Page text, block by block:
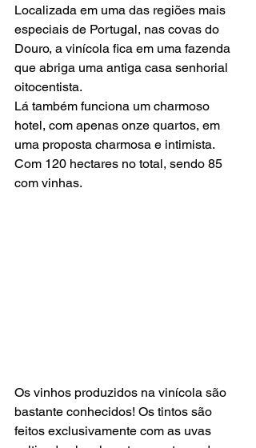
Localizada em uma das regiões mais
especiais de Portugal, nas covas do
Douro, a vinícola fica em uma fazenda
que abriga uma antiga casa senhorial
oitocentista.
Lá também funciona um charmoso
hotel, com apenas onze quartos, em
uma proposta charmosa e intimista.
Com 120 hectares no total, sendo 85
com vinhas.
Os vinhos produzidos na vinícola são
bastante conhecidos! Os tintos são
feitos exclusivamente com as uvas